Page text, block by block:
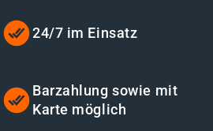
24/7 im Einsatz
Barzahlung sowie mit
Karte möglich